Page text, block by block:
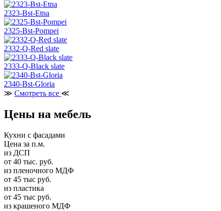
2323-Bst-Etna
2325-Bst-Pompei
2332-Q-Red slate
2333-Q-Black slate
2340-Bst-Gloria
≫ Смотреть все ≪
Цены на мебель
Кухни с фасадами
Цена за п.м.
из ДСП
от 40 тыс. руб.
из пленочного МДФ
от 45 тыс руб.
из пластика
от 45 тыс руб.
из крашеного МДФ